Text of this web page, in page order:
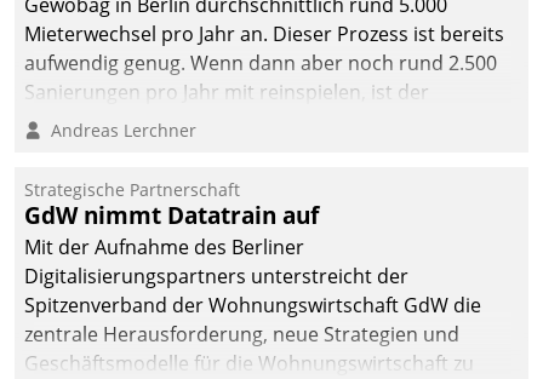
Mieterwechsel pro Jahr an. Dieser Prozess ist bereits
aufwendig genug. Wenn dann aber noch rund 2.500
Sanierungen pro Jahr mit reinspielen, ist der
Betreuungs- und Organisationsaufwand immens. Im
kommunale Wohnungsbauunternehmen daher
gemeinsam mit der Berliner Datatrain GmbH den
Teilprozess der Objektsanierung digitalisiert.
Andreas Lerchner
Strategische Partnerschaft
GdW nimmt Datatrain auf
Mit der Aufnahme des Berliner
Digitalisierungspartners unterstreicht der
Spitzenverband der Wohnungswirtschaft GdW die
zentrale Herausforderung, neue Strategien und
Geschäftsmodelle für die Wohnungswirtschaft zu